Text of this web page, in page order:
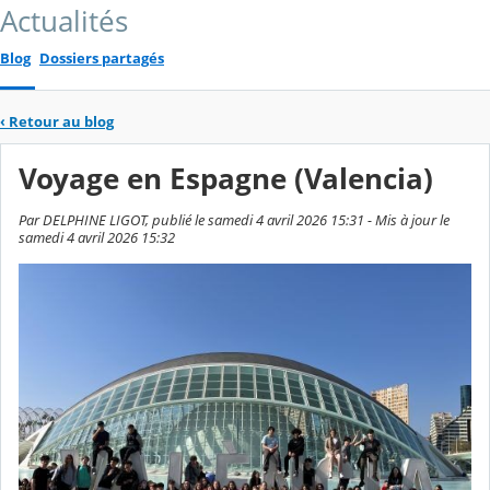
Actualités
Blog Dossiers partagés
‹ Retour au blog
Voyage en Espagne (Valencia)
Par DELPHINE LIGOT, publié le samedi 4 avril 2026 15:31 - Mis à jour le
samedi 4 avril 2026 15:32